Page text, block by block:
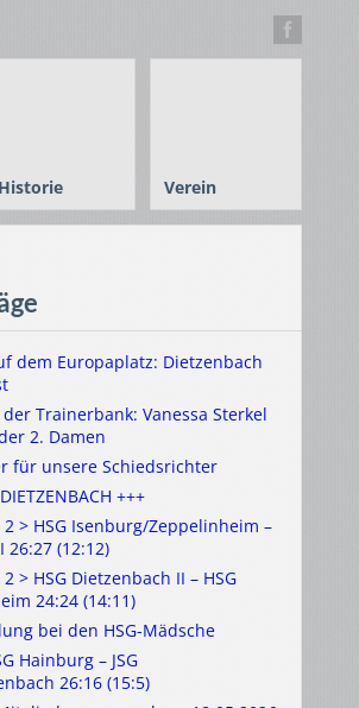
Historie Verein
dem Europaplatz: Dietzenbach
Trainerbank: Vanessa Sterkel
2. Damen
für unsere Schiedsrichter
+++
> HSG Isenburg/Zeppelinheim –
26:27 (12:12)
> HSG Dietzenbach II – HSG
24:24 (14:11)
bei den HSG-Mädsche
Hainburg – JSG
26:16 (15:5)